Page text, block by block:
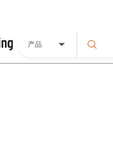
产品